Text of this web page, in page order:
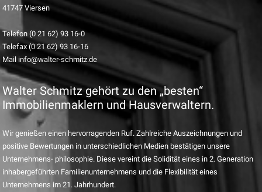
41747 Viersen
Telefon (0 21 62) 93 16-0
Telefax (0 21 62) 93 16-16
Mail info@walter-schmitz.de
Walter Schmitz gehört zu den „besten“
Immobilienmaklern und Hausverwaltern.
Wir genießen einen hervorragenden Ruf. Zahlreiche Auszeichnungen und
positive Bewertungen in unterschiedlichen Medien bestätigen unsere
Unternehmens- philosophie. Diese vereint die Solidität eines in 2. Generation
inhabergeführten Familienunternehmens und die Flexibilität eines
Unternehmens im 21. Jahrhundert.